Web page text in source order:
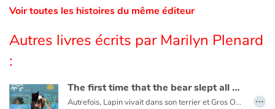
Famille
Écoles
Médiathèques
Vidéos & Tutoriaux
Voir toutes les histoires du même éditeur
Autres livres écrits par Marilyn Plenard
:
The first time that the bear slept all winter
Autrefois, Lapin vivait dans son terrier et Gros Ours dans sa tanière, tout à côté. L’un était prévoyant, l’autre insouciant et voleur.
…